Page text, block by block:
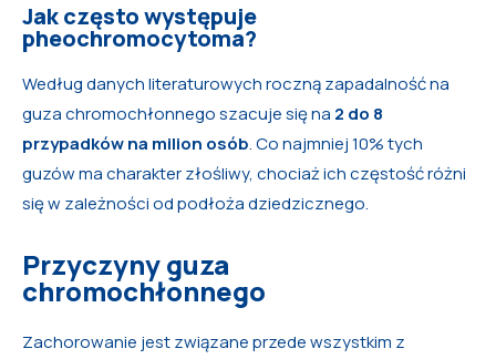
Jak często występuje
pheochromocytoma?
Według danych literaturowych roczną zapadalność na
guza chromochłonnego szacuje się na 2 do 8
przypadków na milion osób. Co najmniej 10% tych
guzów ma charakter złośliwy, chociaż ich częstość różni
się w zależności od podłoża dziedzicznego.
Przyczyny guza
chromochłonnego
Zachorowanie jest związane przede wszystkim z